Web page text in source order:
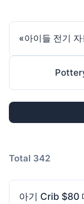
«아이들 전기
Total 342
아기 Crib $80